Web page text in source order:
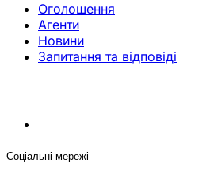
Оголошення
Агенти
Новини
Запитання та відповіді
Соціальні мережі